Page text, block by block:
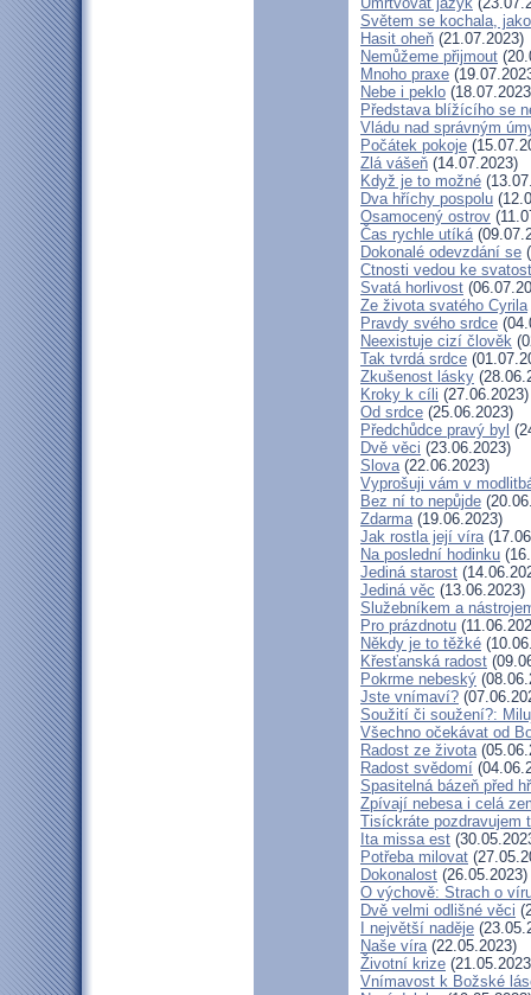
Světem se kochala,
Hasit oheň (21.07.2023)
Nemůžeme přijmout
Mnoho praxe
Nebe i peklo
Představa blížícího se
Vládu nad správným
Počátek pokoje
Zlá vášeň (14.07.2023)
Když je to možné
Dva hříchy pospolu
Osamocený ostrov
Čas rychle utíká
Dokonalé odevzdání se
Ctnosti vedou ke
Svatá horlivost
Ze života svatého Cyrila
Pravdy svého srdce
Neexistuje cizí člověk
Tak tvrdá srdce
Zkušenost lásky
Kroky k cíli (27.06.2023)
Od srdce (25.06.2023)
Předchůdce pravý byl
Dvě věci (23.06.2023)
Slova(22.06.2023)
Vyprošuji vám v
Bez ní to nepůjde
Zdarma(19.06.2023)
Jak rostla její víra
Na poslední hodinku
Jediná starost
Jediná věc (13.06.2023)
Služebníkem a
Pro prázdnotu
Někdy je to těžké
Křesťanská radost
Pokrme nebeský
Jste vnímaví?
Soužití či soužení?:
Všechno očekávat od
Radost ze života
Radost svědomí
Spasitelná bázeň před
Zpívají nebesa i celá
Tisíckráte pozdravujem
Ita missa est
Potřeba milovat
Dokonalost (26.05.2023)
O výchově: Strach o
Dvě velmi odlišné věci
I největší naděje
Naše víra(22.05.2023)
Životní krize
Vnímavost k Božské